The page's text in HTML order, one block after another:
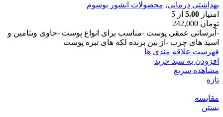
بهداشتی درمانی, محصولات انشور بوسوم
امتیاز 5.00 از 5
تومان
-آبرسانی عمقی پوست -مناسب برای انواع پوست -حاوی ویتامین و
اسید های چرب -از بین برنده لکه های تیره پوست
فهرست علاقه مندی ها
افزودن به سبد خرید
مشاهده سریع
تازه
مقایسه
بستن